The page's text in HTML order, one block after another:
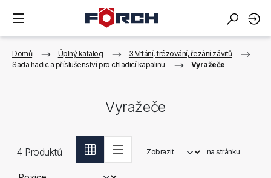
Domů Úplný katalog
3 Vrtání, frézování, řezání závitů
Sada hadic a příslušenství pro chladicí kapalinu
Vyražeče
Vyražeče
4Produktů Zobrazit na stránku